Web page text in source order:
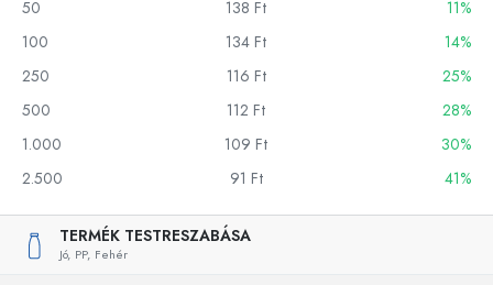
50
138 Ft
11%
100
134 Ft
14%
250
116 Ft
25%
500
112 Ft
28%
1.000
109 Ft
30%
2.500
91 Ft 41%
TERMÉK TESTRESZABÁSA
Jó, PP, Fehér